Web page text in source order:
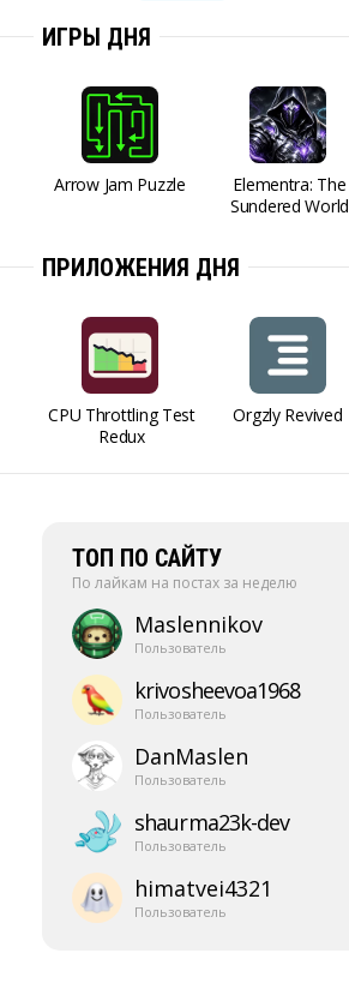
ИГРЫ ДНЯ
Arrow Jam Puzzle
Elementra: The
Sundered World
ПРИЛОЖЕНИЯ ДНЯ
CPU Throttling Test
Redux
Orgzly Revived
ТОП ПО САЙТУ
По лайкам на постах за неделю
Maslennikov
Пользователь
krivosheevoa1968
Пользователь
DanMaslen
Пользователь
shaurma23k-​dev
Пользователь
himatvei4321
Пользователь